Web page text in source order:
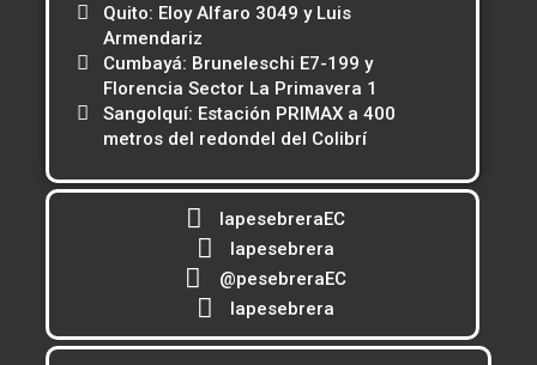
Quito: Eloy Alfaro 3049 y Luis
Armendariz
Cumbayá: Bruneleschi E7-199 y
Florencia Sector La Primavera 1
Sangolquí: Estación PRIMAX a 400
metros del redondel del Colibrí
lapesebreraEC
lapesebrera
@pesebreraEC
lapesebrera